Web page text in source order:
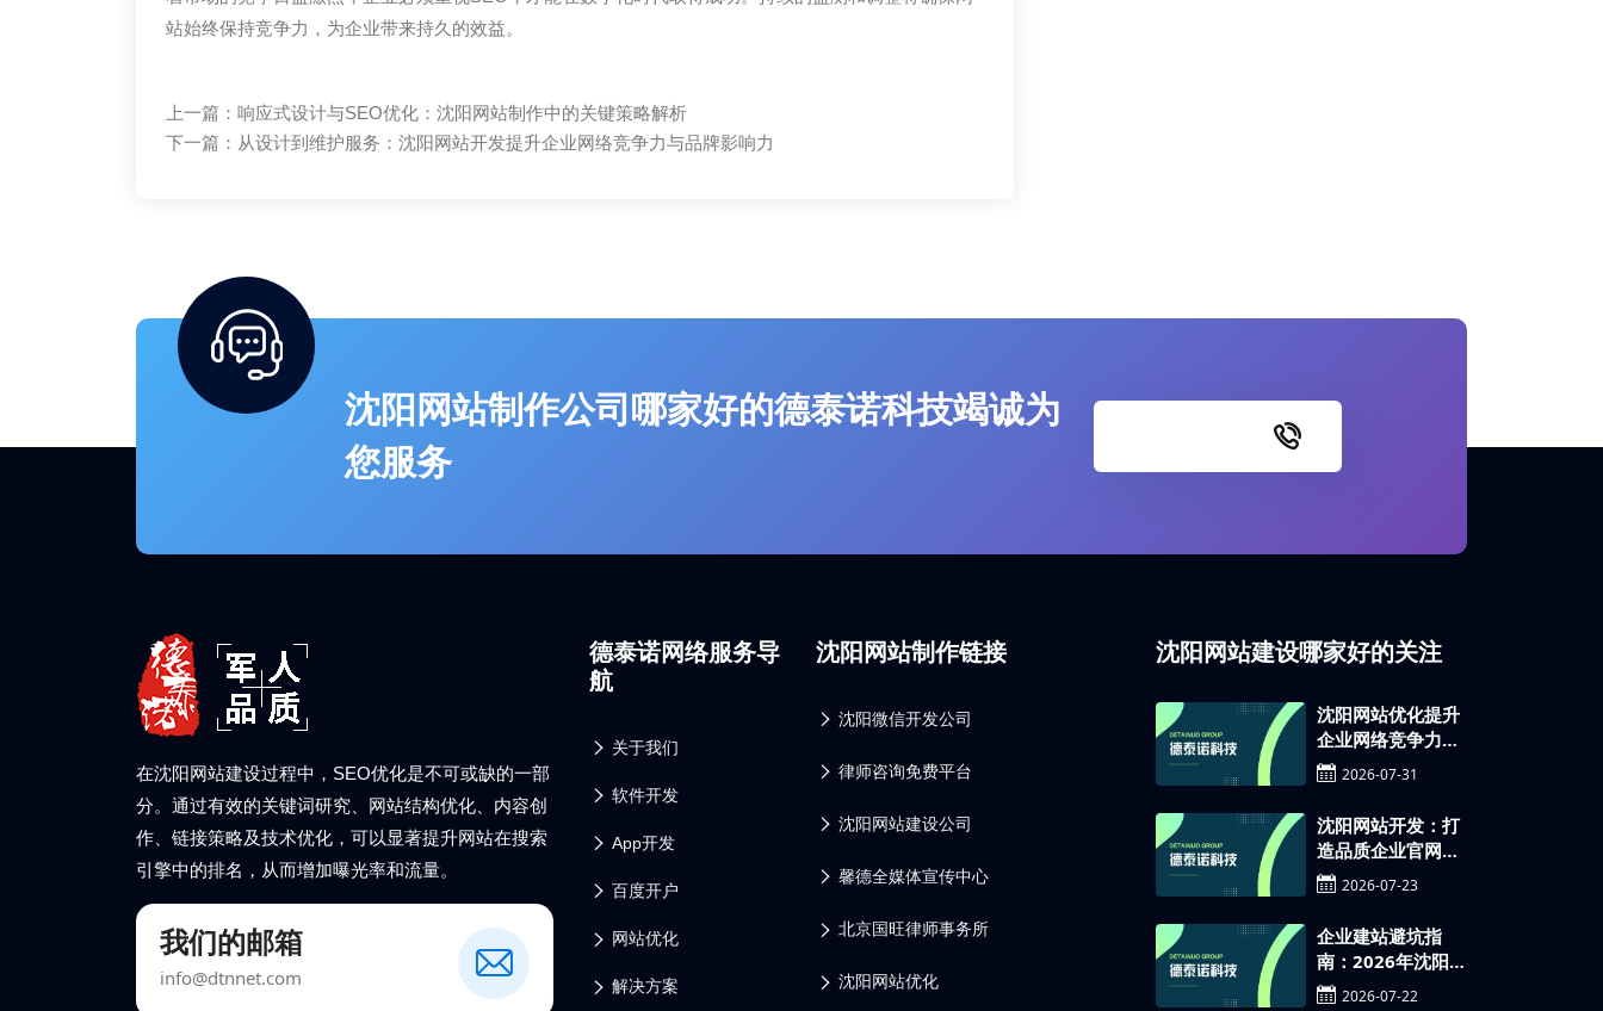
站始终保持竞争力，为企业带来持久的效益。
上一篇： 响应式设计与SEO优化：沈阳网站制作中的关键策略解析
下一篇： 从设计到维护服务：沈阳网站开发提升企业网络竞争力与品牌影响力
沈阳网站制作公司哪家好的德泰诺科技竭诚为
您服务
在沈阳网站建设过程中，SEO优化是不可或缺的一部
分。通过有效的关键词研究、网站结构优化、内容创
作、链接策略及技术优化，可以显著提升网站在搜索
引擎中的排名，从而增加曝光率和流量。
我们的邮箱
info@dtnnet.com
德泰诺网络服务导
航
关于我们
软件开发
App开发
百度开户
网站优化
解决方案
沈阳网站制作链接
沈阳微信开发公司
律师咨询免费平台
沈阳网站建设公司
馨德全媒体宣传中心
北京国旺律师事务所
沈阳网站优化
沈阳网站建设哪家好的关注
沈阳网站优化提升
企业网络竞争力的
重要方式
2026-07-31
沈阳网站开发：打
造品质企业官网，
助力数字化转型升
级
2026-07-23
企业建站避坑指
南：2026年沈阳正
规网站建设公司推
2026-07-22